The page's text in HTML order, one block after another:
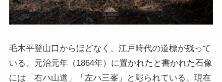
毛木平登山口からほどなく、江戸時代の道標が残って
いる。元治元年（1864年）に置かれたと書かれた石像
には「右ハ山道」「左ハ三峯」と彫られている。現在